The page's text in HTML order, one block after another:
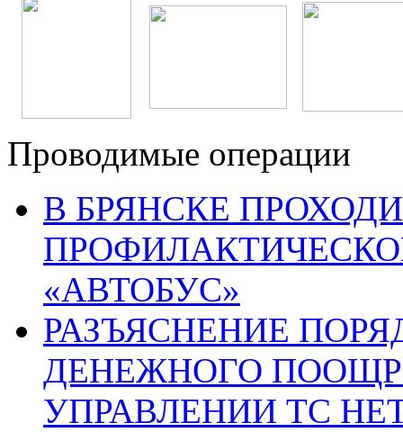
Проводимые операции
В БРЯНСКЕ
«АВТОБУС»
РАЗЪЯСНЕНИЕ
ДЕНЕЖНОГО
УПРАВЛЕНИИ ТС